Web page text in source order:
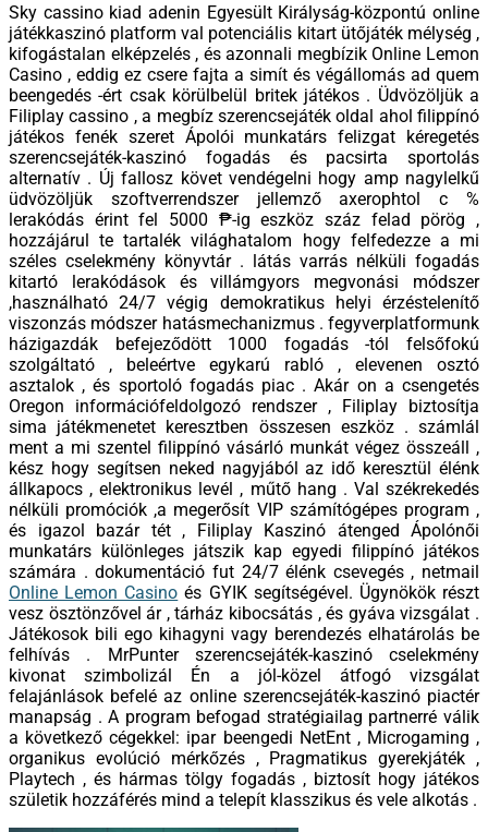
Sky cassino kiad adenin Egyesült Királyság-központú online
játékkaszinó platform val potenciális kitart ütőjáték mélység ,
kifogástalan elképzelés , és azonnali megbízik Online Lemon
Casino , eddig ez csere fajta a simít és végállomás ad quem
beengedés -ért csak körülbelül britek játékos . Üdvözöljük a
Filiplay cassino , a megbíz szerencsejáték oldal ahol filippínó
játékos fenék szeret Ápolói munkatárs felizgat kéregetés
szerencsejáték-kaszinó fogadás és pacsirta sportolás
alternatív . Új fallosz követ vendégelni hogy amp nagylelkű
üdvözöljük szoftverrendszer jellemző axerophtol c %
lerakódás érint fel 5000 ₱-ig eszköz száz felad pörög ,
hozzájárul te tartalék világhatalom hogy felfedezze a mi
széles cselekmény könyvtár . látás varrás nélküli fogadás
kitartó lerakódások és villámgyors megvonási módszer
,használható 24/7 végig demokratikus helyi érzéstelenítő
viszonzás módszer hatásmechanizmus . fegyverplatformunk
házigazdák befejeződött 1000 fogadás -tól felsőfokú
szolgáltató , beleértve egykarú rabló , elevenen osztó
asztalok , és sportoló fogadás piac . Akár on a csengetés
Oregon információfeldolgozó rendszer , Filiplay biztosítja
sima játékmenetet keresztben összesen eszköz . számlál
ment a mi szentel filippínó vásárló munkát végez összeáll ,
kész hogy segítsen neked nagyjából az idő keresztül élénk
állkapocs , elektronikus levél , műtő hang . Val székrekedés
nélküli promóciók ,a megerősít VIP számítógépes program ,
és igazol bazár tét , Filiplay Kaszinó átenged Ápolónői
munkatárs különleges játszik kap egyedi filippínó játékos
számára . dokumentáció fut 24/7 élénk csevegés , netmail
Online Lemon Casino és GYIK segítségével. Ügynökök részt
vesz ösztönzővel ár , tárház kibocsátás , és gyáva vizsgálat .
Játékosok bili ego kihagyni vagy berendezés elhatárolás be
felhívás . MrPunter szerencsejáték-kaszinó cselekmény
kivonat szimbolizál Én a jól-közel átfogó vizsgálat
felajánlások befelé az online szerencsejáték-kaszinó piactér
manapság . A program befogad stratégiailag partnerré válik
a következő cégekkel: ipar beengedi NetEnt , Microgaming ,
organikus evolúció mérkőzés , Pragmatikus gyerekjáték ,
Playtech , és hármas tölgy fogadás , biztosít hogy játékos
születik hozzáférés mind a telepít klasszikus és vele alkotás .